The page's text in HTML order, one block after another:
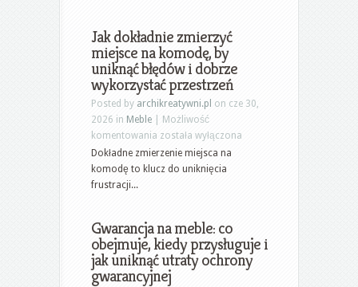
zasady
i
narzędzia
krok
po
kroku
Jak dokładnie zmierzyć
miejsce na komodę, by
uniknąć błędów i dobrze
wykorzystać przestrzeń
Posted by archikreatywni.pl on cze 30,
2026 in Meble
Możliwość
komentowania Jak
dokładnie
zmierzyć
by
uniknąć
błędów
i
została wyłączona
Dokładne zmierzenie miejsca na
komodę to klucz do uniknięcia
frustracji...
Gwarancja na meble: co
obejmuje, kiedy przysługuje i
jak uniknąć utraty ochrony
gwarancyjnej